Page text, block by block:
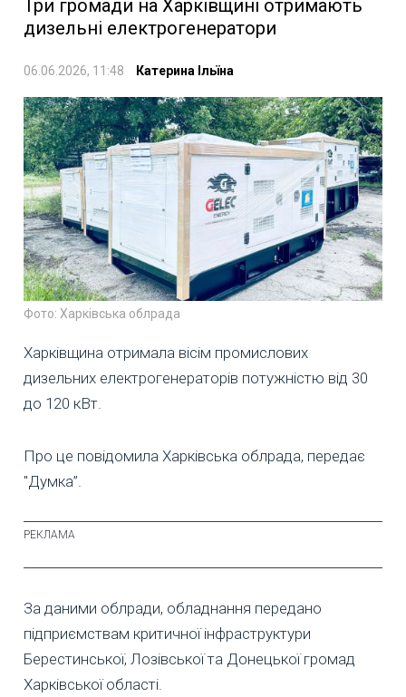
Три громади на Харківщині отримають
дизельні електрогенератори
06.06.2026, 11:48 Катерина Ільїна
Фото: Харківська облрада
Харківщина отримала вісім промислових
дизельних електрогенераторів потужністю від 30
до 120 кВт.
Про це повідомила Харківська облрада, передає
"Думка”.
За даними облради, обладнання передано
підприємствам критичної інфраструктури
Берестинської, Лозівської та Донецької громад
Харківської області.